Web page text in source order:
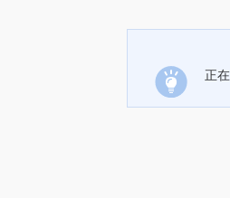
正